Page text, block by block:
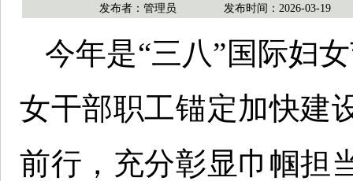
发布者：管理员 发布时间：2026-03-19
今年是“三八”国际妇
女干部职工锚定加快建
前行，充分彰显巾帼担